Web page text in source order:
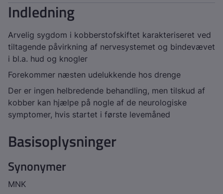
Indledning
Arvelig sygdom i kobberstofskiftet karakteriseret ved
tiltagende påvirkning af nervesystemet og bindevævet
i bl.a. hud og knogler
Forekommer næsten udelukkende hos drenge
Der er ingen helbredende behandling, men tilskud af
kobber kan hjælpe på nogle af de neurologiske
symptomer, hvis startet i første levemåned
Basisoplysninger
Synonymer
MNK